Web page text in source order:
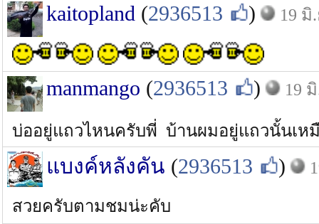
kaitopland (2936513 ) 19 มิ
manmango (2936513 ) 19
บ่ออยู่แถวไหนครับพี่ บ้านผมอยู่แถวนั้นเห
แบงค์หลังคัน (2936513 )
สวยครับตามชมน่ะคับ